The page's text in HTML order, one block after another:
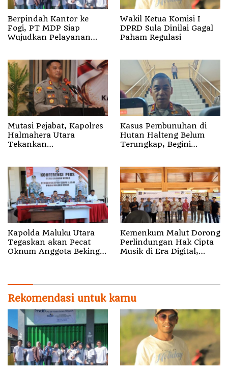
Berpindah Kantor ke
Fogi, PT MDP Siap
Wujudkan Pelayanan
Wakil Ketua Komisi I
DPRD Sula Dinilai Gagal
Paham Regulasi
Mutasi Pejabat, Kapolres
Halmahera Utara
Tekankan
Kasus Pembunuhan di
Hutan Halteng Belum
Terungkap, Begini
Kapolda Maluku Utara
Tegaskan akan Pecat
Oknum Anggota Bekingi
Kemenkum Malut Dorong
Perlindungan Hak Cipta
Musik di Era Digital,
Rekomendasi untuk kamu